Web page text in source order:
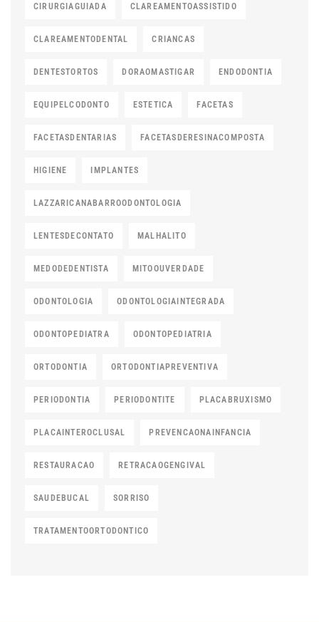
CIRURGIAGUIADA CLAREAMENTOASSISTIDO
CLAREAMENTODENTAL CRIANCAS
DENTESTORTOS DORAOMASTIGAR ENDODONTIA
EQUIPELCODONTO ESTETICA FACETAS
FACETASDENTARIAS FACETASDERESINACOMPOSTA
HIGIENE IMPLANTES
LAZZARICANABARROODONTOLOGIA
LENTESDECONTATO MALHALITO
MEDODEDENTISTA MITOOUVERDADE
ODONTOLOGIA ODONTOLOGIAINTEGRADA
ODONTOPEDIATRA ODONTOPEDIATRIA
ORTODONTIA ORTODONTIAPREVENTIVA
PERIODONTIA PERIODONTITE PLACABRUXISMO
PLACAINTEROCLUSAL PREVENCAONAINFANCIA
RESTAURACAO RETRACAOGENGIVAL
SAUDEBUCAL SORRISO
TRATAMENTOORTODONTICO